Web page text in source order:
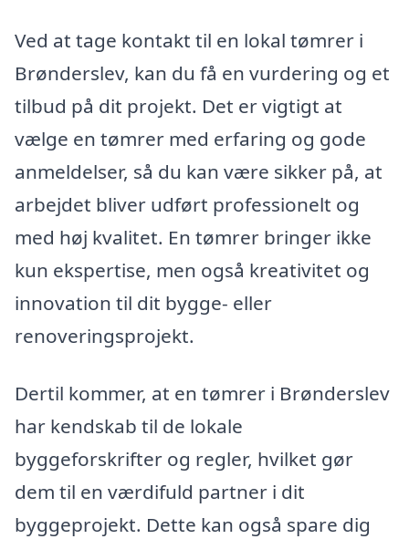
Ved at tage kontakt til en lokal tømrer i
Brønderslev, kan du få en vurdering og et
tilbud på dit projekt. Det er vigtigt at
vælge en tømrer med erfaring og gode
anmeldelser, så du kan være sikker på, at
arbejdet bliver udført professionelt og
med høj kvalitet. En tømrer bringer ikke
kun ekspertise, men også kreativitet og
innovation til dit bygge- eller
renoveringsprojekt.
Dertil kommer, at en tømrer i Brønderslev
har kendskab til de lokale
byggeforskrifter og regler, hvilket gør
dem til en værdifuld partner i dit
byggeprojekt. Dette kan også spare dig